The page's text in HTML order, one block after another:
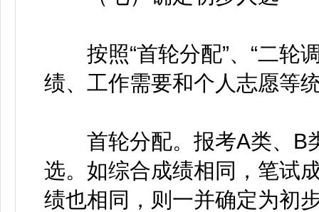
按照“首轮分配”、“二轮
绩、工作需要和个人志愿等
首轮分配。报考A类、B
选。如综合成绩相同，笔试
绩也相同，则一并确定为初